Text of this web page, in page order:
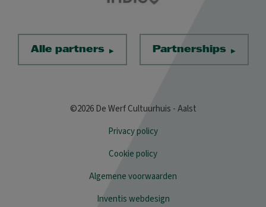
Alle partners Partnerships
©2026 De Werf Cultuurhuis - Aalst
Privacy policy
Cookie policy
Algemene voorwaarden
Inventis webdesign